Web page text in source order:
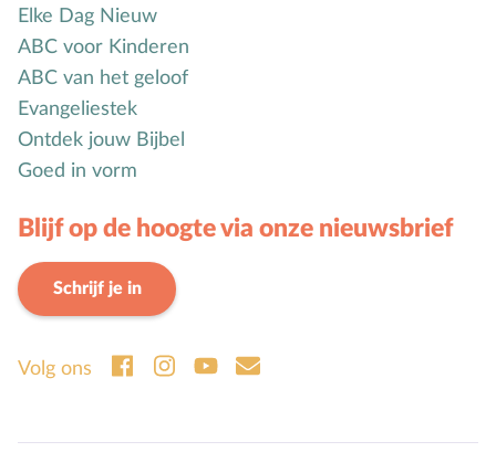
Elke Dag Nieuw
ABC voor Kinderen
ABC van het geloof
Evangeliestek
Ontdek jouw Bijbel
Goed in vorm
Blijf op de hoogte via onze nieuwsbrief
Schrijf je in
Volg ons